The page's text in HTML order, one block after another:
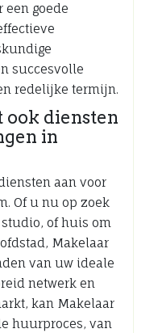
een goede
succesvolle
redelijke termijn.
ook diensten
in
aan voor
Of u nu op zoek
of huis om
Makelaar
van uw ideale
netwerk en
kan Makelaar
huurproces, van